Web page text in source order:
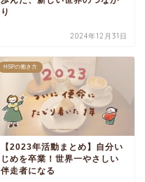
り
2024年12月31日
HSPの働き方
【2023年活動まとめ】自分い
じめを卒業！世界一やさしい
伴走者になる